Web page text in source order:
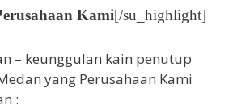
Kami[/su_highlight]
– keunggulan kain penutup
yang Perusahaan Kami
: